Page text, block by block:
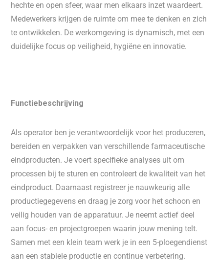
hechte en open sfeer, waar men elkaars inzet waardeert.
Medewerkers krijgen de ruimte om mee te denken en zich
te ontwikkelen. De werkomgeving is dynamisch, met een
duidelijke focus op veiligheid, hygiëne en innovatie.
Functiebeschrijving
Als operator ben je verantwoordelijk voor het produceren,
bereiden en verpakken van verschillende farmaceutische
eindproducten. Je voert specifieke analyses uit om
processen bij te sturen en controleert de kwaliteit van het
eindproduct. Daarnaast registreer je nauwkeurig alle
productiegegevens en draag je zorg voor het schoon en
veilig houden van de apparatuur. Je neemt actief deel
aan focus- en projectgroepen waarin jouw mening telt.
Samen met een klein team werk je in een 5-ploegendienst
aan een stabiele productie en continue verbetering.